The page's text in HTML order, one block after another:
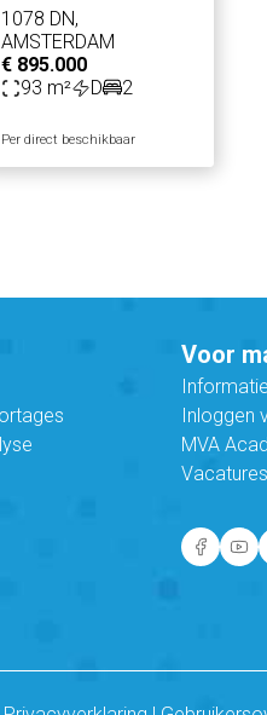
1078 DN,
AMSTERDAM
€ 895.000
93 m²
D 2
Per direct beschikbaar
Voor
Inloggen
MVA
Vacatures